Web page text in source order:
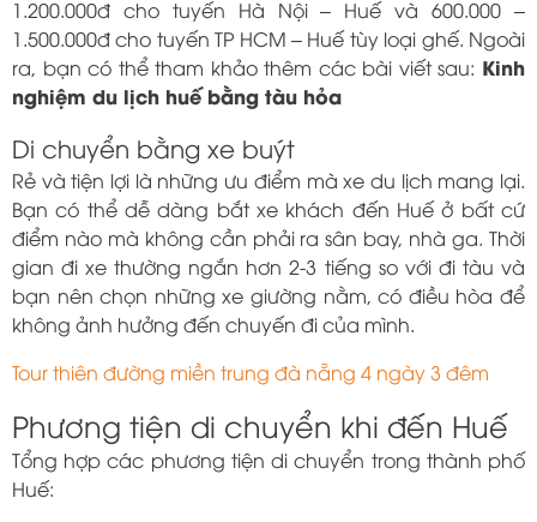
1.200.000đ cho tuyến Hà Nội – Huế và 600.000 –
1.500.000đ cho tuyến TP HCM – Huế tùy loại ghế. Ngoài
ra, bạn có thể tham khảo thêm các bài viết sau: Kinh
nghiệm du lịch huế bằng tàu hỏa
Di chuyển bằng xe buýt
Rẻ và tiện lợi là những ưu điểm mà xe du lịch mang lại.
Bạn có thể dễ dàng bắt xe khách đến Huế ở bất cứ
điểm nào mà không cần phải ra sân bay, nhà ga. Thời
gian đi xe thường ngắn hơn 2-3 tiếng so với đi tàu và
bạn nên chọn những xe giường nằm, có điều hòa để
không ảnh hưởng đến chuyến đi của mình.
Tour thiên đường miền trung đà nẵng 4 ngày 3 đêm
Phương tiện di chuyển khi đến Huế
Tổng hợp các phương tiện di chuyển trong thành phố
Huế: